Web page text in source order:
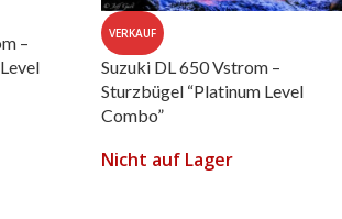
–
VERKAUF
Suzuki DL 650 Vstrom –
Sturzbügel “Platinum Level
Combo”
Nicht auf Lager